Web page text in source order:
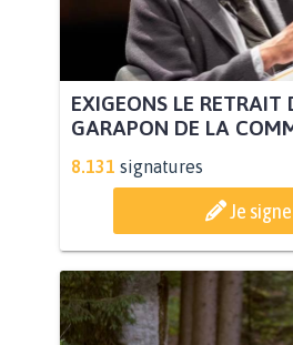
EXIGEONS LE
GARAPON DE LA
8.131 signatures
Je signe